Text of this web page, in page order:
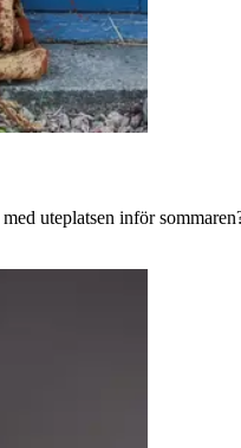
uteplatsen inför